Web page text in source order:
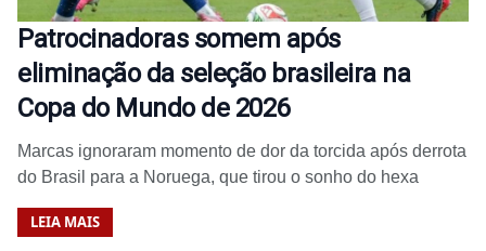
Patrocinadoras somem após
eliminação da seleção brasileira na
Copa do Mundo de 2026
Marcas ignoraram momento de dor da torcida após derrota
do Brasil para a Noruega, que tirou o sonho do hexa
LEIA MAIS